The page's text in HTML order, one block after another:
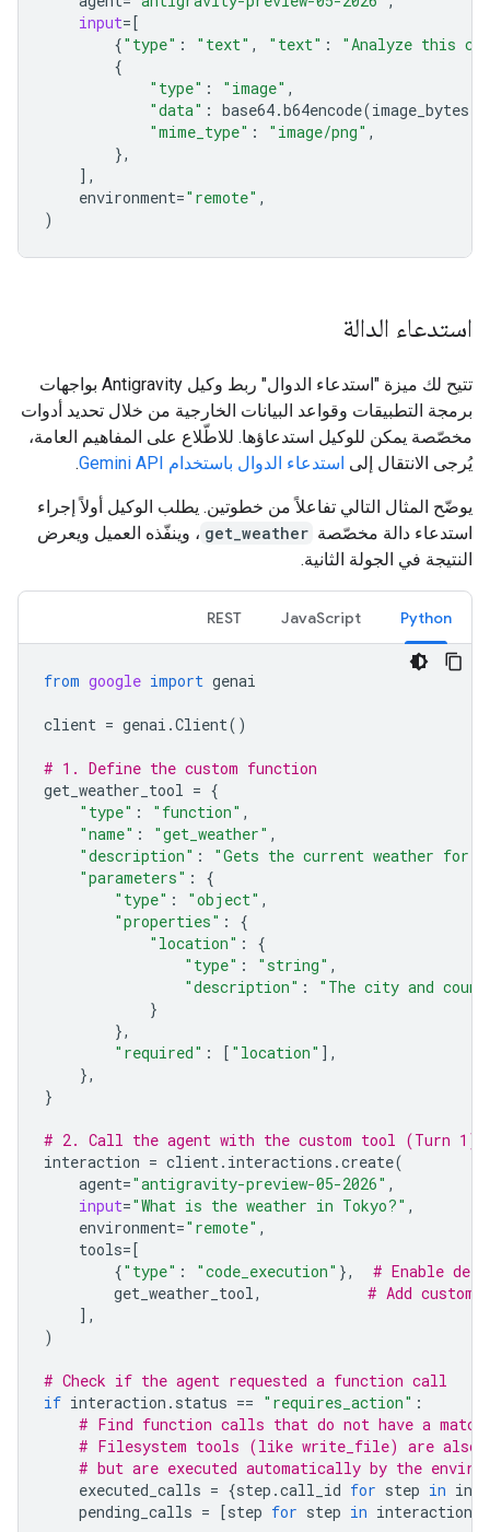
input=[
{"type" : "text" , "text" :
"Analyze this
{
"type" : "image" ,
"data" : base64.b64encode(image_bytes
"mime_type" : "image/png" ,
},
],
environment="remote" ,
)
استدعاء الدالة
تتيح لك ميزة "استدعاء الدوال" ربط وكيل Antigravity بواجهات
برمجة التطبيقات وقواعد البيانات الخارجية من خلال تحديد أدوات
مخصّصة يمكن للوكيل استدعاؤها. للاطّلاع على المفاهيم العامة،
يُرجى الانتقال إلى استدعاء الدوال باستخدام Gemini API .
يوضّح المثال التالي تفاعلاً من خطوتين. يطلب الوكيل أولاً إجراء
استدعاء دالة مخصّصة get_weather ، وينفّذه العميل ويعرض
النتيجة في الجولة الثانية.
Python
JavaScript
REST
from google import genai
client = genai .Client()
# 1. Define the custom function
get_weather_tool = {
"type" : "function" ,
"name" : "get_weather" ,
"description" :
"Gets the current weather for
"parameters" :
{
"type" : "object" ,
"properties" :
{
"location" :
{
"type" : "string" ,
"description" :
"The city and
}
},
"required" : [ "location" ],
},
}
# 2. Call the agent with the custom tool (Turn 1)
interaction = client. interactions .create(
agent="antigravity-preview-05-2026" ,
input="What is the weather in Tokyo?" ,
environment="remote" ,
tools=[
{"type" : "code_execution" },
# Enable
get_weather_tool,
# Add custom
],
)
# Check if the agent requested a function call
if interaction . status == "requires_action" :
# Find function calls that do not have a
# Filesystem tools (like write_file) are also
# but are executed automatically by the
executed_calls = {step .call_id for step in
pending_calls = [step for step in interaction